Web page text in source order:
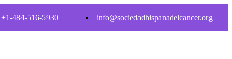
+1-484-516-5930 info@sociedadhispanadelcancer.org